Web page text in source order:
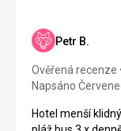
Okolí
Služby
Cena
Petr B.
Ověřená recenze
Napsáno
Hotel menší